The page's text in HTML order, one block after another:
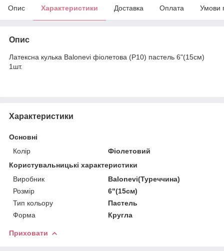
Опис Характеристики Доставка Оплата Умови
Опис
Латексна кулька Balonevi фіолетова (P10) пастель 6"(15см)
1шт.
Характеристики
Основні
Колір
Фіолетовий
Користувальницькі характеристики
Виробник
Balonevi(Туреччина)
Розмір
6"(15см)
Тип кольору
Пастель
Форма
Кругла
Приховати